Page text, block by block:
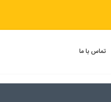
تماس با ما